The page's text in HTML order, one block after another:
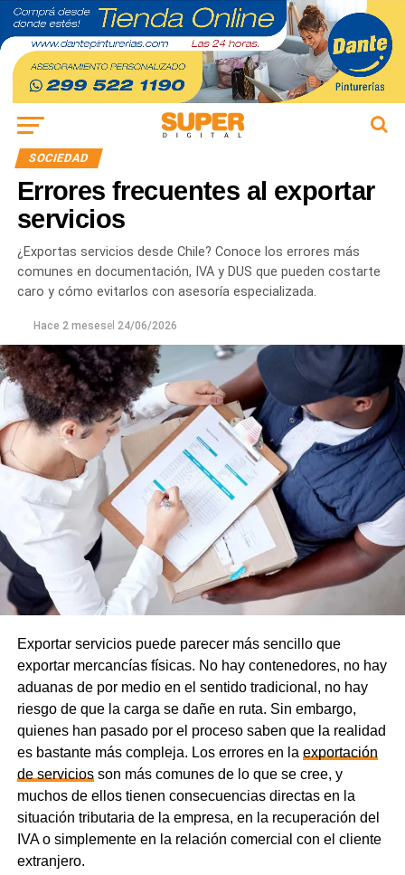
SOCIEDAD
Errores frecuentes al exportar
servicios
¿Exportas servicios desde Chile? Conoce los errores más
comunes en documentación, IVA y DUS que pueden costarte
caro y cómo evitarlos con asesoría especializada.
Hace 2 mesesel 24/06/2026
Exportar servicios puede parecer más sencillo que
exportar mercancías físicas. No hay contenedores, no hay
aduanas de por medio en el sentido tradicional, no hay
riesgo de que la carga se dañe en ruta. Sin embargo,
quienes han pasado por el proceso saben que la realidad
es bastante más compleja. Los errores en la exportación
de serviciosson más comunes de lo que se cree, y
muchos de ellos tienen consecuencias directas en la
situación tributaria de la empresa, en la recuperación del
IVA o simplemente en la relación comercial con el cliente
extranjero.